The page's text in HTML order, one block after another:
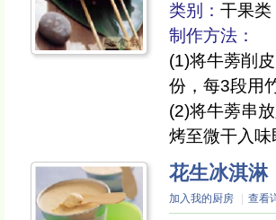
类别： 干果类
制作方法：
(1)将牛蒡削
份，每3段用
(2)将牛蒡串
烤至微干入
花生冰淇淋
加入我的厨房 查看